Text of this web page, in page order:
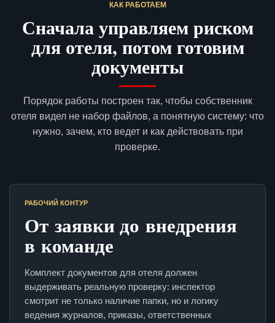
КАК РАБОТАЕМ
Сначала управляем риском
для отеля, потом готовим
документы
Порядок работы построен так, чтобы собственник
отеля видел не набор файлов, а понятную систему: что
нужно, зачем, кто ведет и как действовать при
проверке.
РАБОЧИЙ КОНТУР
От заявки до внедрения
в команде
Комплект документов для отеля должен
выдерживать реальную проверку: инспектор
смотрит не только наличие папки, но и логику
ведения журналов, приказы, ответственных